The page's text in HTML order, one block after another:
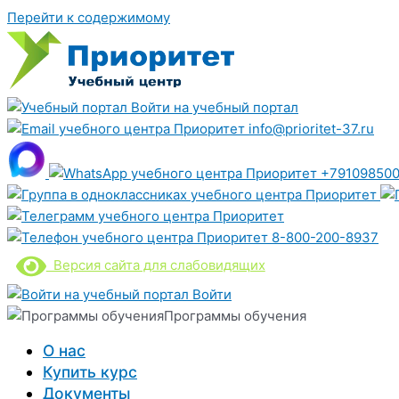
Перейти к содержимому
Войти на учебный портал
info@prioritet-37.ru
8-800-200-8937
Версия сайта для слабовидящих
Войти
Программы обучения
О нас
Купить курс
Документы